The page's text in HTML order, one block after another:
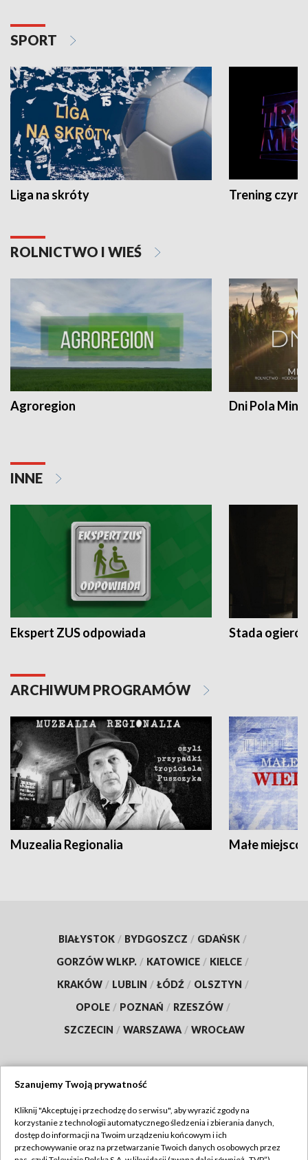
SPORT
Liga na skróty Trening czyni
ROLNICTWO I WIEŚ
Agroregion Dni Pola
INNE
Ekspert ZUS odpowiada Stada
ARCHIWUM PROGRAMÓW
Muzealia Regionalia Małe
BIAŁYSTOK / BYDGOSZCZ / GDAŃSK /
GORZÓW WLKP. / KATOWICE / KIELCE /
KRAKÓW / LUBLIN / ŁÓDŹ / OLSZTYN /
OPOLE / POZNAŃ / RZESZÓW /
SZCZECIN / WARSZAWA / WROCŁAW
TVP
Abonament TVP
Regulamin TVP
Szanujemy Twoją prywatność
Kliknij "Akceptuję i przechodzę do serwisu", aby wyrazić zgody na
korzystanie z technologii automatycznego śledzenia i zbierania danych,
dostęp do informacji na Twoim urządzeniu końcowym i ich
przechowywanie oraz na przetwarzanie Twoich danych osobowych przez